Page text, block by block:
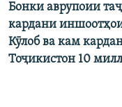
Бонки аврупоии
кардани
Кӯлоб ва кам
Тоҷикистон 10